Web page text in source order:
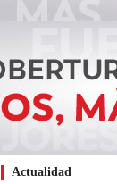
Actualidad